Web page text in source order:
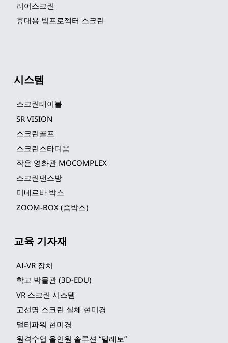
리어스크린
휴대용 빔프로젝터 스크린
시스템
스크린테이블
SR VISION
스크린골프
스크린스타디움
작은 영화관 MOCOMPLEX
스크린댄스방
미네르바 박스
ZOOM-BOX (줌박스)
교육 기자재
AI-VR 장치
학교 박물관 (3D-EDU)
VR 스크린 시스템
고선명 스크린 실체 현미경
멀티파워 현미경
원격수업 올인원 솔루션 “텔레토”